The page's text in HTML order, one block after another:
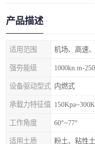
产品描述
适用范围 机场、高速
强夯能级 1000kn.m-
设备驱动型式 内燃式
承载力特征值
工作角度 60°~77°
适用土质 粉土、粘性